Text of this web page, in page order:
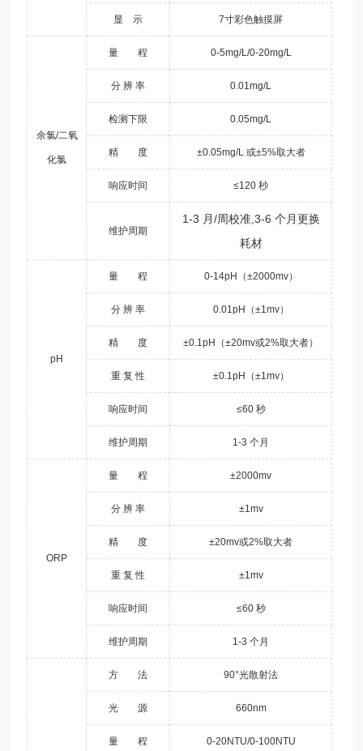
显 示 7寸彩色触摸屏
余氯/二氧
化氯
量 程 0-5mg/L/0-20mg/L
分 辨 率 0.01mg/L
检测下限 0.05mg/L
精 度 ±0.05mg/L 或±5%取大者
响应时间 ≤120 秒
维护周期
1-3 月/周校准,3-6 个月更换
耗材
pH
量 程 0-14pH（±2000mv）
分 辨 率 0.01pH（±1mv）
精 度 ±0.1pH（±20mv或2%取大者）
重 复 性 ±0.1pH（±1mv）
响应时间 ≤60 秒
维护周期 1-3 个月
ORP
量 程 ±2000mv
分 辨 率 ±1mv
精 度 ±20mv或2%取大者
重 复 性 ±1mv
响应时间 ≤60 秒
维护周期 1-3 个月
方 法 90°光散射法
光 源 660nm
量 程 0-20NTU/0-100NTU